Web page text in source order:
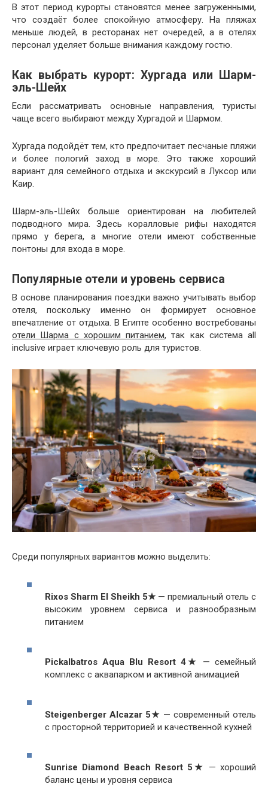
В этот период курорты становятся менее загруженными,
что создаёт более спокойную атмосферу. На пляжах
меньше людей, в ресторанах нет очередей, а в отелях
персонал уделяет больше внимания каждому гостю.
Как выбрать курорт: Хургада или Шарм-
эль-Шейх
Если рассматривать основные направления, туристы
чаще всего выбирают между Хургадой и Шармом.
Хургада подойдёт тем, кто предпочитает песчаные пляжи
и более пологий заход в море. Это также хороший
вариант для семейного отдыха и экскурсий в Луксор или
Каир.
Шарм-эль-Шейх больше ориентирован на любителей
подводного мира. Здесь коралловые рифы находятся
прямо у берега, а многие отели имеют собственные
понтоны для входа в море.
Популярные отели и уровень сервиса
В основе планирования поездки важно учитывать выбор
отеля, поскольку именно он формирует основное
впечатление от отдыха. В Египте особенно востребованы
отели Шарма с хорошим питанием, так как система all
inclusive играет ключевую роль для туристов.
Среди популярных вариантов можно выделить:
Rixos Sharm El Sheikh 5★— премиальный отель с
высоким уровнем сервиса и разнообразным
питанием
Pickalbatros Aqua Blu Resort 4★
— семейный
комплекс с аквапарком и активной анимацией
Steigenberger Alcazar 5★ — современный отель
с просторной территорией и качественной кухней
Sunrise Diamond Beach Resort 5★
— хороший
баланс цены и уровня сервиса